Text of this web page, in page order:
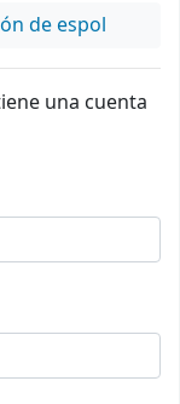
de espol
una cuenta